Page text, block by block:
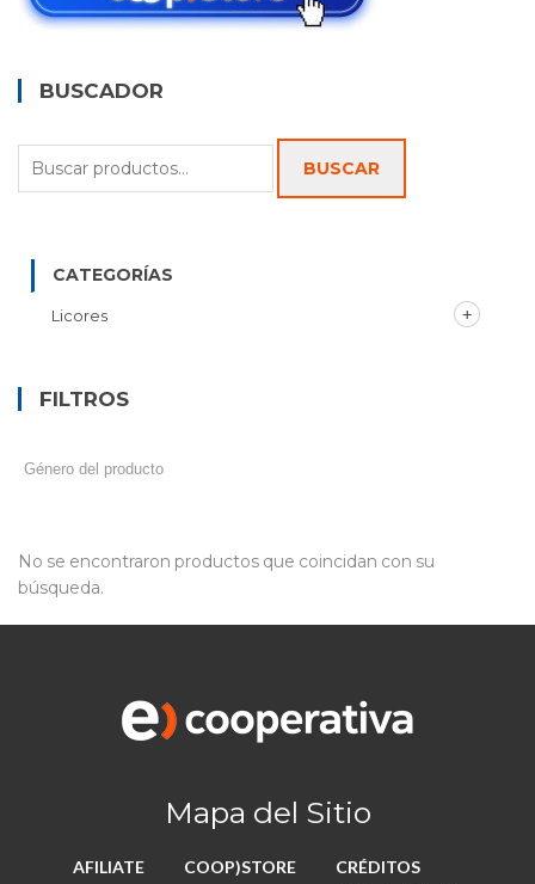
No se encontraron productos que coincidan con su
búsqueda.
BUSCADOR
Buscar
por:
BUSCAR
CATEGORÍAS
Licores
FILTROS
Mapa del Sitio
AFILIATE COOP)STORE CRÉDITOS